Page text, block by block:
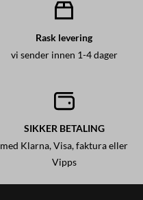
Rask levering
vi sender innen 1-4 dager
SIKKER BETALING
med Klarna, Visa, faktura eller
Vipps